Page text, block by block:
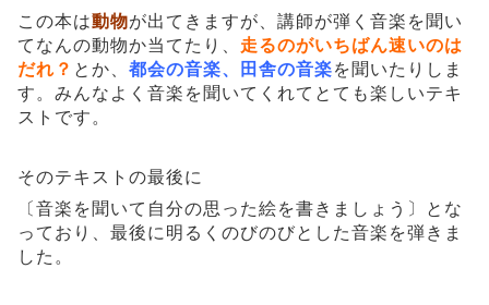
この本は動物が出てきますが、講師が弾く音楽を聞い
てなんの動物か当てたり、 走るのがいちばん速いのは
だれ？ とか、 都会の音楽、田舎の音楽を聞いたりしま
す。みんなよく音楽を聞いてくれてとても楽しいテキ
ストです。
そのテキストの最後に
〔音楽を聞いて自分の思った絵を書きましょう〕とな
っており、最後に明るくのびのびとした音楽を弾きま
した。